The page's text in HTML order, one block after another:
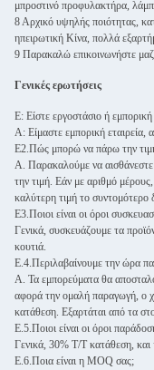
μπροστινό προφυλακτήρα,
8 Αρχικό υψηλής ποιότητας,
ηπειρωτική Κίνα, πολλά
9 Παρακαλώ επικοινωνήστε
Γενικές ερωτήσεις
Ε: Είστε εργοστάσιο ή εμπορική
Α: Είμαστε εμπορική εταιρεία,
Ε2.Πώς μπορώ να πάρω την
Α. Παρακαλούμε να αισθάνεστε
την τιμή. Εάν με αριθμό
καλύτερη τιμή το συντομότερο
Ε3.Ποιοι είναι οι όροι
Γενικά, συσκευάζουμε τα
κουτιά.
Ε.4.Περιλαβαίνουμε την ώρα
Α. Τα εμπορεύματα θα
αφορά την ομαλή παραγωγή, ο
κατάθεση. Εξαρτάται από τα
Ε.5.Ποιοι είναι οι όροι
Γενικά, 30% T/T κατάθεση,
Ε.6.Ποια είναι η MOQ σας;